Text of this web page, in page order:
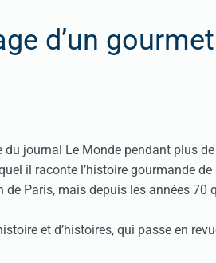
d’un
journal Le Monde pendant plus
il raconte l’histoire gourmande
Paris, mais depuis les années 70
et d’histoires, qui passe en